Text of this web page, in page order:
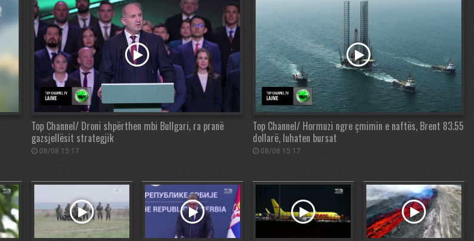
Top Channel/ Droni shpërthen mbi Bullgari, ra pranë
gazsjellësit strategjik
08/08 15:17
Top Channel/ Hormuzi ngre çmimin e naftës, Brent 83.55
dollarë, luhaten bursat
08/08 15:17